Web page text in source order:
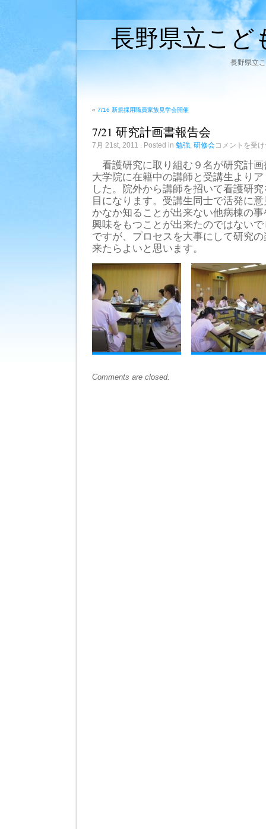
長野県立こど
長野県立
« 7/16 新規採用職員家族見学会開催
7/21 研究計画書報告会
7月 21st, 2011 . Posted in 勉強 研修会7/21
計
画
書
報
告
会
は
コメントを受
看護研究に取り組む９名が研究計
大学院に在籍中の講師と受講生より
した。院外から講師を招いて看護研
目になります。受講生同士で活発に
かなか知ることが出来ない他病棟の
興味をもつことが出来たのではない
ですが、プロセスを大事にして研究
来たらよいと思います。
Comments are closed.